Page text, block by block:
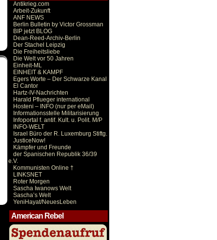
Antikrieg.com
Arbeit-Zukunft
ANF NEWS
Berlin Bulletin by Victor Grossman
BIP jetzt BLOG
Dean-Reed-Archiv-Berlin
Der Stachel Leipzig
Die Freiheitsliebe
Die Welt vor 50 Jahren
Einheit-ML
EINHEIT & KAMPF
Egers Worte – Der Schwarze Kanal
El Cantor
Hartz-IV-Nachrichten
Harald Pflueger international
Hosteni – INFO (nur per eMail)
Informationsstelle Militarisierung
Infoportal f. antif. Kult. u. Polit. M/P
INFO-WELT
Israel Büro der R. Luxemburg Stiftg.
JusticeNow!
Kämpfer und Freunde
der Spanischen Republik 36/39
e.V.
Kommunisten Online †
LINKSNET
Roter Morgen
Sascha Iwanows Welt
Sascha’s Welt
YeniHayat/NeuesLeben
American Rebel